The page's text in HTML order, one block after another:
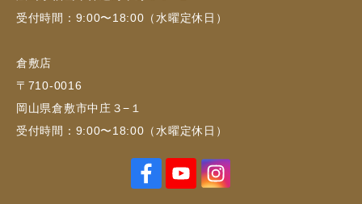
受付時間：9:00〜18:00（水曜定休日）
倉敷店
〒710-0016
岡山県倉敷市中庄３−１
受付時間：9:00〜18:00（水曜定休日）